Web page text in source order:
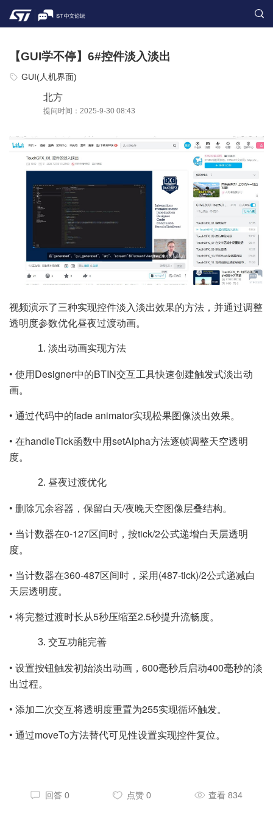
【GUI学不停】6#控件淡入淡出
GUI(人机界面)
北方
提问时间：2025-9-30 08:43
视频演示了三种实现控件淡入淡出效果的方法，并通过调整
透明度参数优化昼夜过渡动画。
淡出动画实现方法
• 使用Designer中的BTIN交互工具快速创建触发式淡出动
画。
• 通过代码中的fade animator实现松果图像淡出效果。
• 在handleTick函数中用setAlpha方法逐帧调整天空透明
度。
昼夜过渡优化
• 删除冗余容器，保留白天/夜晚天空图像层叠结构。
• 当计数器在0-127区间时，按tick/2公式递增白天层透明
度。
• 当计数器在360-487区间时，采用(487-tick)/2公式递减白
天层透明度。
• 将完整过渡时长从5秒压缩至2.5秒提升流畅度。
交互功能完善
• 设置按钮触发初始淡出动画，600毫秒后启动400毫秒的淡
出过程。
• 添加二次交互将透明度重置为255实现循环触发。
• 通过moveTo方法替代可见性设置实现控件复位。
回答 0 点赞 0 查看 834